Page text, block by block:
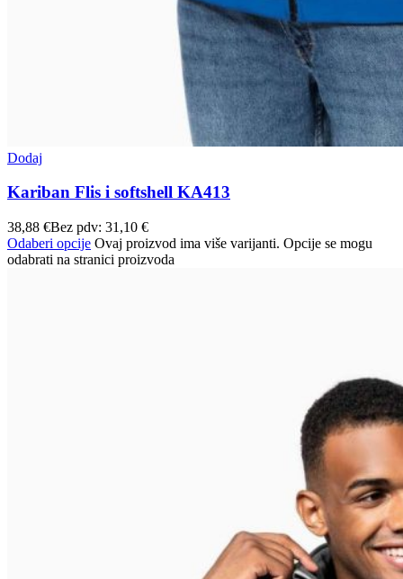
Dodaj
Kariban Flis i softshell KA413
38,88 €Bez pdv: 31,10 €
Odaberi opcije Ovaj proizvod ima više varijanti. Opcije se mogu
odabrati na stranici proizvoda